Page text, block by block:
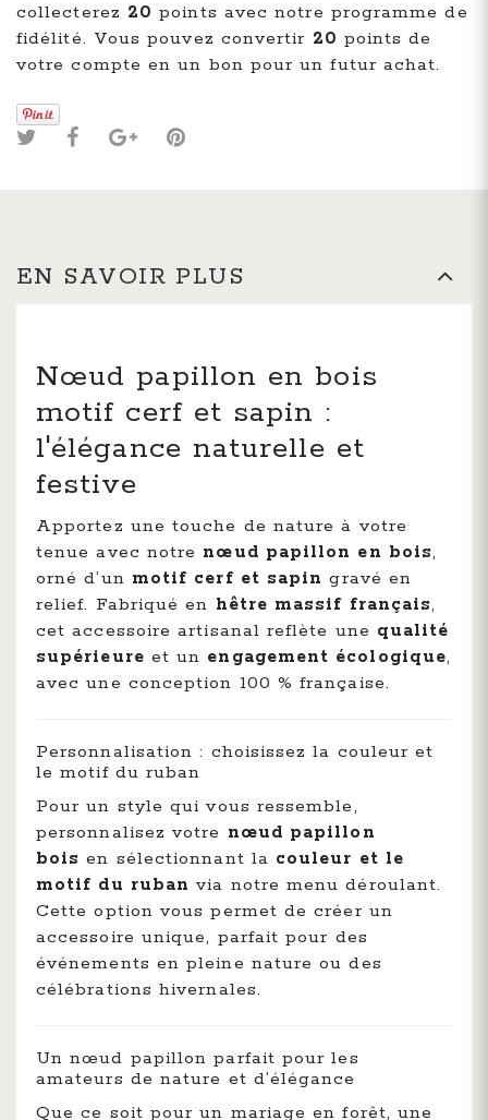
collecterez 20 points avec notre programme de
fidélité. Vous pouvez convertir 20 points de
votre compte en un bon pour un futur achat.
EN SAVOIR PLUS
Nœud papillon en bois
motif cerf et sapin :
l'élégance naturelle et
festive
Apportez une touche de nature à votre
tenue avec notre nœud papillon en bois,
orné d’un motif cerf et sapin gravé en
relief. Fabriqué en hêtre massif français,
cet accessoire artisanal reflète une qualité
supérieure et un engagement écologique,
avec une conception 100 % française.
Personnalisation : choisissez la couleur et
le motif du ruban
Pour un style qui vous ressemble,
personnalisez votre nœud papillon
bois en sélectionnant la couleur et le
motif du ruban via notre menu déroulant.
Cette option vous permet de créer un
accessoire unique, parfait pour des
événements en pleine nature ou des
célébrations hivernales.
Un nœud papillon parfait pour les
amateurs de nature et d’élégance
Que ce soit pour un mariage en forêt, une